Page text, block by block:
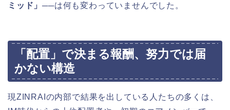
ミッド」──は何も変わっていませんでした。
「配置」で決まる報酬、努力では届
かない構造
現ZINRAIの内部で結果を出している人たちの多くは、